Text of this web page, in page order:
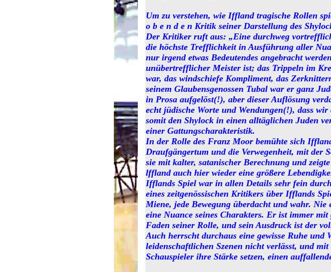
Um zu verstehen, wie Iffland tragische Rollen
o b e n d e n Kritik seiner Darstellung des
Der Kritiker ruft aus: „Eine durchweg
die höchste Trefflichkeit in Ausführung aller
nur irgend etwas Bedeutendes angebracht
unübertrefflicher Meister ist; das Trippeln im
war, das windschiefe Kompliment, das
seinem Glaubensgenossen Tubal war er ganz
in Prosa aufgelöst(!), aber dieser Auflösung
echt jüdische Worte und Wendungen(!), dass
somit den Shylock in einen alltäglichen Juden
einer Gattungscharakteristik.
In der Rolle des Franz Moor bemühte sich
Draufgängertum und die Verwegenheit, mit der
sie mit kalter, satanischer Berechnung und
lffland auch hier wieder eine größere
Ifflands Spiel war in allen Details sehr fein
eines zeitgenössischen Kritikers über Ifflands
Miene, jede Bewegung überdacht und wahr.
eine Nuance seines Charakters. Er ist immer
Faden seiner Rolle, und sein Ausdruck ist der
Auch herrscht durchaus eine gewisse Ruhe und
leidenschaftlichen Szenen nicht verlässt, und
Schauspieler ihre Stärke setzen, einen